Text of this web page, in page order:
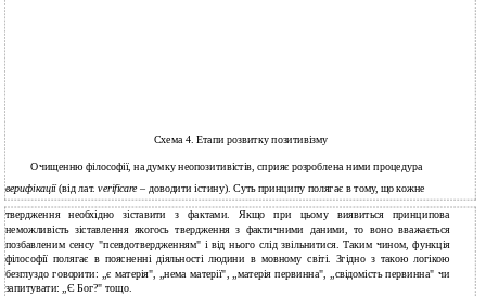
Схема 4. Етапи розвитку позитивізму
Очищенню філософії, на думку неопозитивістів, сприяє розроблена ними процедура
верифікації(від лат.verificare– доводити істину). Суть принципу полягає в тому, що кожне
твердження необхідно зіставити з фактами. Якщо при цьому виявиться принципова
неможливість зіставлення якогось твердження з фактичними даними, то воно вважається
позбавленим сенсу "псевдотвердженням" і від нього слід звільнитися. Таким чином, функція
філософії полягає в поясненні діяльності людини в мовному світі. Згідно з такою логікою
безглуздо говорити: „є матерія", „нема матерії", „матерія первинна", „свідомість первинна" чи
запитувати: „Є Бог?" тощо.